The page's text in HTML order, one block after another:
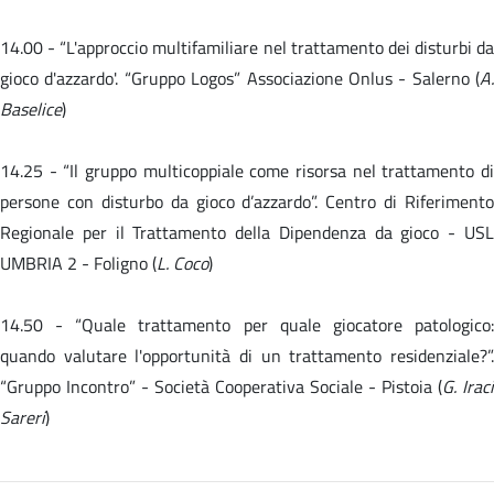
14.00 - “L'approccio multifamiliare nel trattamento dei disturbi da
gioco d'azzardo'. “Gruppo Logos” Associazione Onlus - Salerno (A.
Baselice)
14.25 - “Il gruppo multicoppiale come risorsa nel trattamento di
persone con disturbo da gioco d’azzardo”. Centro di Riferimento
Regionale per il Trattamento della Dipendenza da gioco - USL
UMBRIA 2 - Foligno (L. Coco)
14.50 - “Quale trattamento per quale giocatore patologico:
quando valutare l'opportunità di un trattamento residenziale?”.
“Gruppo Incontro” - Società Cooperativa Sociale - Pistoia (G. Iraci
Sareri)